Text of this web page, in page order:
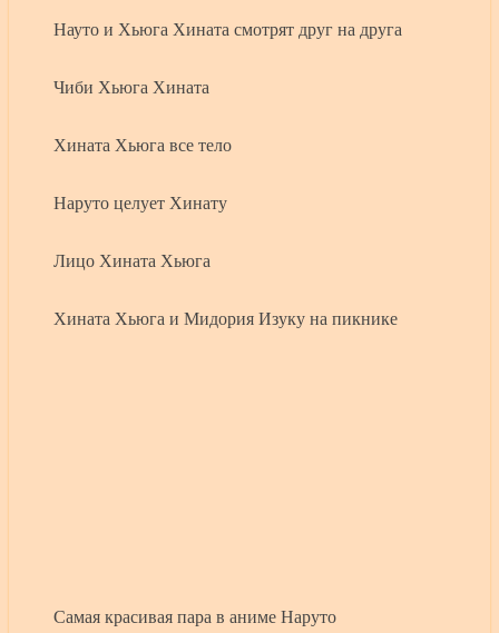
Науто и Хьюга Хината смотрят друг на друга
Чиби Хьюга Хината
Хината Хьюга все тело
Наруто целует Хинату
Лицо Хината Хьюга
Хината Хьюга и Мидория Изуку на пикнике
Самая красивая пара в аниме Наруто